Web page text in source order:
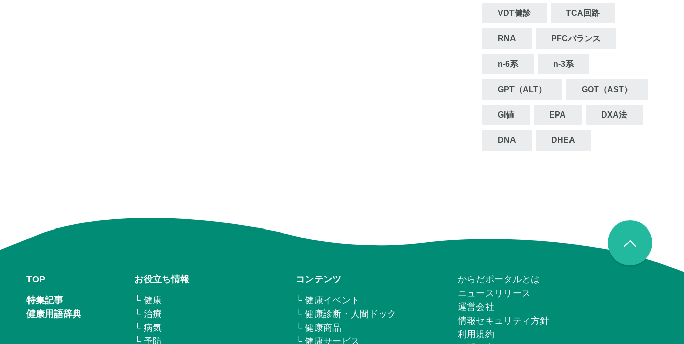
VDT健診 TCA回路
RNA PFCバランス
n‐6系 n‐3系
GPT（ALT） GOT（AST）
GI値 EPA DXA法
DNA DHEA
TOP
特集記事
健康用語辞典
お役立ち情報
└ 健康
└ 治療
└ 病気
└ 予防
コンテンツ
└ 健康イベント
└ 健康診断・人間ドック
└ 健康商品
└ 健康サービス
からだポータルとは
ニュースリリース
運営会社
情報セキュリティ⽅針
利用規約